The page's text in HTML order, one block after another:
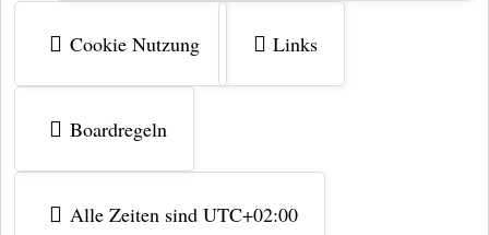
Cookie Nutzung Links
Boardregeln
Alle Zeiten sind UTC+02:00